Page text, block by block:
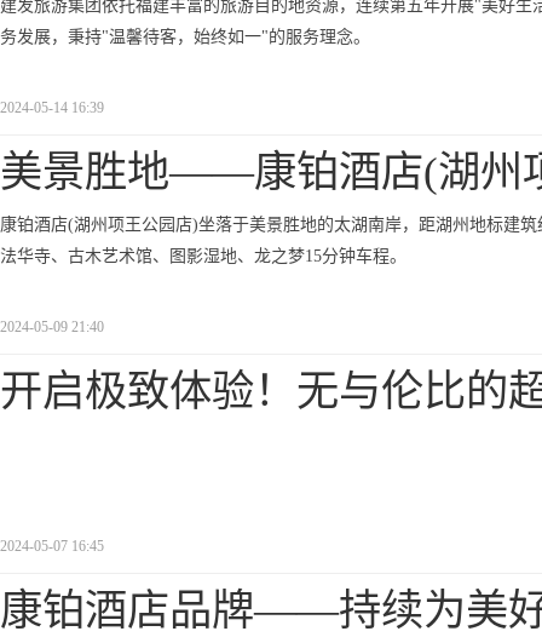
建发旅游集团依托福建丰富的旅游目的地资源，连续第五年开展"美好
务发展，秉持"温馨待客，始终如一"的服务理念。
2024-05-14 16:39
美景胜地——康铂酒店(湖州
康铂酒店(湖州项王公园店)坐落于美景胜地的太湖南岸，距湖州地标建
法华寺、古木艺术馆、图影湿地、龙之梦15分钟车程。
2024-05-09 21:40
开启极致体验！无与伦比的
2024-05-07 16:45
康铂酒店品牌——持续为美